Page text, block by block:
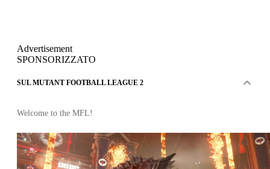
Advertisement
SPONSORIZZATO
SUL MUTANT FOOTBALL LEAGUE 2
Welcome to the MFL!